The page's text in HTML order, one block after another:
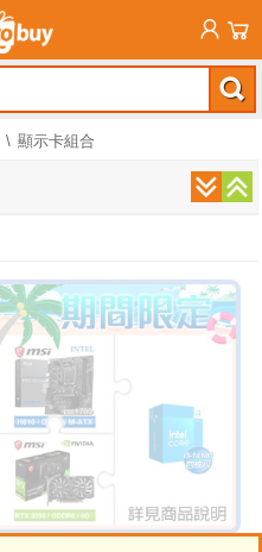
顯示卡組合